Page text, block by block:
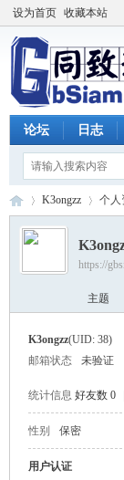
设为首页 收藏本站
论坛 日志
›
K3ongzz 个人
https://
主题
K3ongzz(UID: 38)
邮箱状态
未验证
统计信息 好友数 0
性别 保密
用户认证